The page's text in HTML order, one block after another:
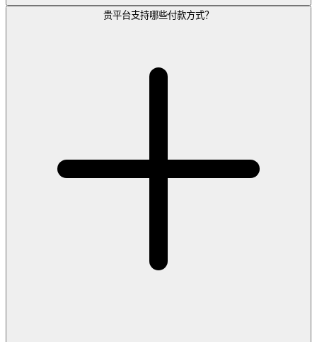
贵平台支持哪些付款方式？